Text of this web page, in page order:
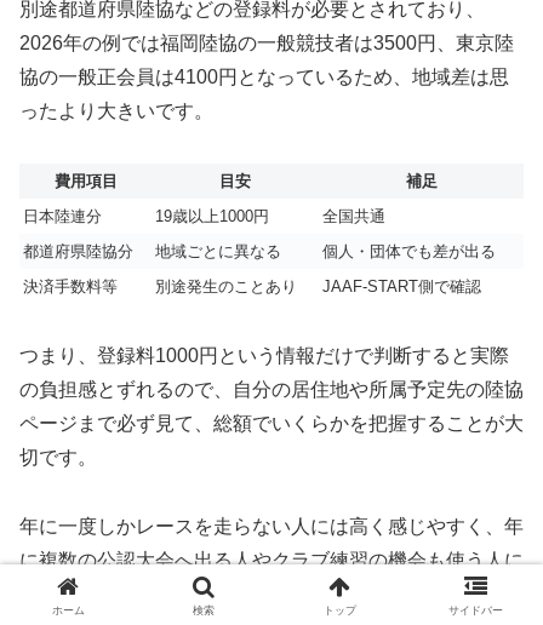
別途都道府県陸協などの登録料が必要とされており、
2026年の例では福岡陸協の一般競技者は3500円、東京陸
協の一般正会員は4100円となっているため、地域差は思
ったより大きいです。
費用項目 目安
補足
日本陸連分
19歳以上1000円
全国共通
都道府県陸協分
地域ごとに異なる
個人・団体でも差が出る
決済手数料等
別途発生のことあり JAAF-START側で確認
つまり、登録料1000円という情報だけで判断すると実際
の負担感とずれるので、自分の居住地や所属予定先の陸協
ページまで必ず見て、総額でいくらかを把握することが大
切です。
年に一度しかレースを走らない人には高く感じやすく、年
に複数の公認大会へ出る人やクラブ練習の機会も使う人に
は割安に感じやすいので、費用は利用頻度とセットで考え
ホーム 検索 トップ サイドバー